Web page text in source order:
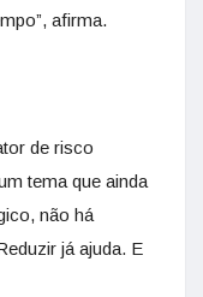
afirma.
de risco
tema que ainda
não há
já ajuda. E